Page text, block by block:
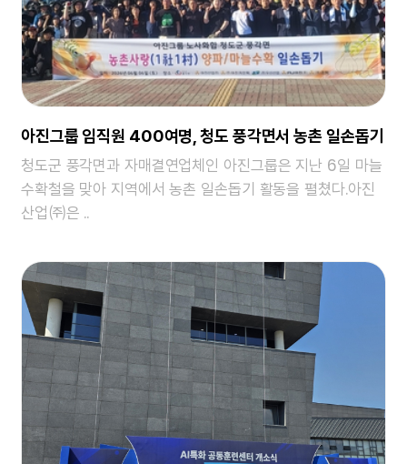
아진그룹 임직원 400여명, 청도 풍각면서 농촌 일손돕기
청도군 풍각면과 자매결연업체인 아진그룹은 지난 6일 마늘
수확철을 맞아 지역에서 농촌 일손돕기 활동을 펼쳤다.아진
산업㈜은 ..